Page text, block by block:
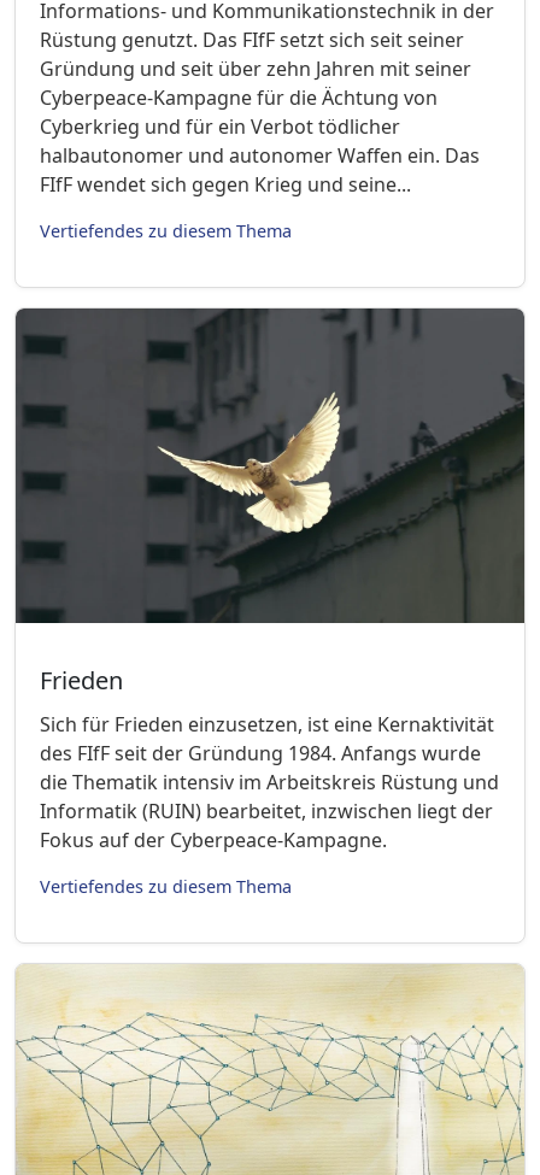
Informations- und Kommunikationstechnik in der
Rüstung genutzt. Das FIfF setzt sich seit seiner
Gründung und seit über zehn Jahren mit seiner
Cyberpeace-Kampagne für die Ächtung von
Cyberkrieg und für ein Verbot tödlicher
halbautonomer und autonomer Waffen ein. Das
FIfF wendet sich gegen Krieg und seine...
Vertiefendes zu diesem Thema
Frieden
Sich für Frieden einzusetzen, ist eine Kernaktivität
des FIfF seit der Gründung 1984. Anfangs wurde
die Thematik intensiv im Arbeitskreis Rüstung und
Informatik (RUIN) bearbeitet, inzwischen liegt der
Fokus auf der Cyberpeace-Kampagne.
Vertiefendes zu diesem Thema